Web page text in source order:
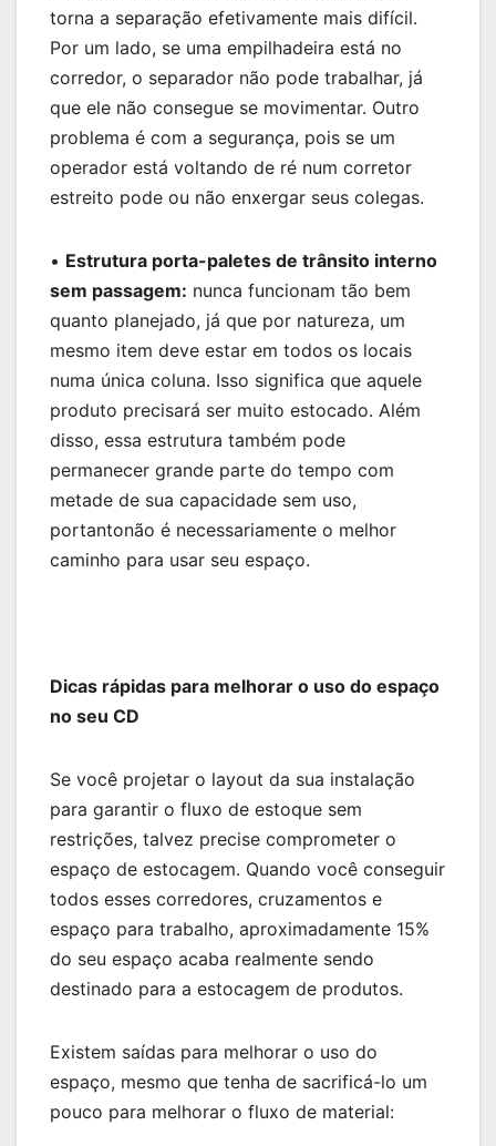
torna a separação efetivamente mais difícil.
Por um lado, se uma empilhadeira está no
corredor, o separador não pode trabalhar, já
que ele não consegue se movimentar. Outro
problema é com a segurança, pois se um
operador está voltando de ré num corretor
estreito pode ou não enxergar seus colegas.
• Estrutura porta-paletes de trânsito interno
sem passagem: nunca funcionam tão bem
quanto planejado, já que por natureza, um
mesmo item deve estar em todos os locais
numa única coluna. Isso significa que aquele
produto precisará ser muito estocado. Além
disso, essa estrutura também pode
permanecer grande parte do tempo com
metade de sua capacidade sem uso,
portantonão é necessariamente o melhor
caminho para usar seu espaço.
Dicas rápidas para melhorar o uso do espaço
no seu CD
Se você projetar o layout da sua instalação
para garantir o fluxo de estoque sem
restrições, talvez precise comprometer o
espaço de estocagem. Quando você conseguir
todos esses corredores, cruzamentos e
espaço para trabalho, aproximadamente 15%
do seu espaço acaba realmente sendo
destinado para a estocagem de produtos.
Existem saídas para melhorar o uso do
espaço, mesmo que tenha de sacrificá-lo um
pouco para melhorar o fluxo de material: